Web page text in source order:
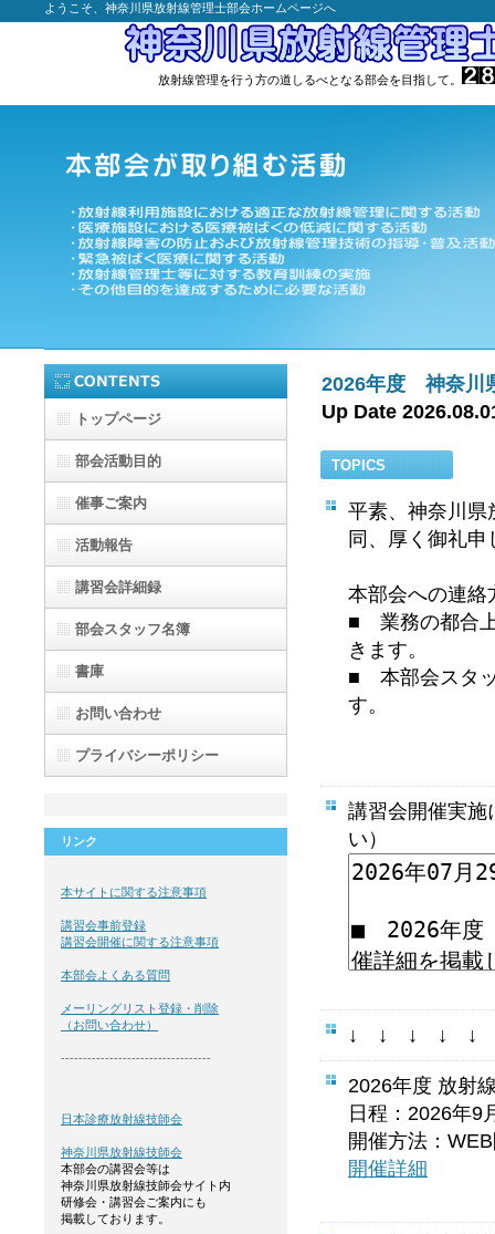
ようこそ、神奈川県放射線管理士部会ホームページへ
放射線管理を行う方の道しるべとなる部会を目指して。
2026年度 神
Up Date
TOPICS
平素、神奈川県
同、厚く御礼
本部会への連絡
■ 業務の都合
きます。
■ 本部会スタッ
す。
講習会開催実施
い）
↓ ↓ ↓ ↓ ↓ ★
2026年度 放射
日程：2026年9
開催方法：
開催詳細
トップページ
部会活動目的
催事ご案内
活動報告
講習会詳細録
部会スタッフ名簿
書庫
お問い合わせ
プライバシーポリシー
リンク
本サイトに関する注意事項
講習会事前登録
講習会開催に関する注意事項
本部会よくある質問
メーリングリスト登録・削除
（お問い合わせ）
----------------------------------
日本診療放射線技師会
神奈川県放射線技師会
本部会の講習会等は
神奈川県放射線技師会サイト内
研修会・講習会ご案内にも
掲載しております。